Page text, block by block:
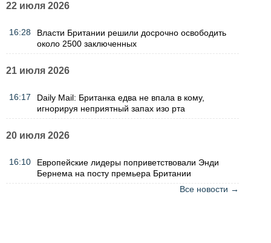
22 июля 2026
16:28
Власти Британии решили досрочно освободить
около 2500 заключенных
21 июля 2026
16:17
Daily Mail: Британка едва не впала в кому,
игнорируя неприятный запах изо рта
20 июля 2026
16:10
Европейские лидеры поприветствовали Энди
Бернема на посту премьера Британии
Все новости →